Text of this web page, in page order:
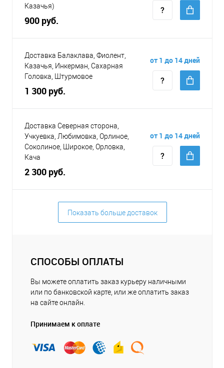
Казачья)
900 руб.
Доставка Балаклава, Фиолент,
Казачья, Инкерман, Сахарная
Головка, Штурмовое
1 300 руб.
от 1 до 14 дней
Доставка Северная сторона,
Учкуевка, Любимовка, Орлиное,
Соколиное, Широкое, Орловка,
Кача
2 300 руб.
от 1 до 14 дней
Показать больше доставок
СПОСОБЫ ОПЛАТЫ
Вы можете оплатить заказ курьеру наличными
или по банковской карте, или же оплатить заказ
на сайте онлайн.
Принимаем к оплате